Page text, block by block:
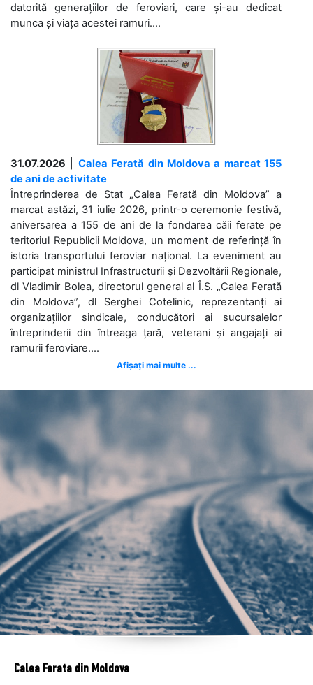
datorită generațiilor de feroviari, care și-au dedicat
munca și viața acestei ramuri....
31.07.2026
Calea Ferată din Moldova a marcat 155
de ani de activitate
Întreprinderea de Stat „Calea Ferată din Moldova” a
marcat astăzi, 31 iulie 2026, printr-o ceremonie festivă,
aniversarea a 155 de ani de la fondarea căii ferate pe
teritoriul Republicii Moldova, un moment de referință în
istoria transportului feroviar național. La eveniment au
participat ministrul Infrastructurii și Dezvoltării Regionale,
dl Vladimir Bolea, directorul general al Î.S. „Calea Ferată
din Moldova”, dl Serghei Cotelinic, reprezentanți ai
organizațiilor sindicale, conducători ai sucursalelor
întreprinderii din întreaga țară, veterani și angajați ai
ramurii feroviare....
Afișați mai multe ...
Calea Ferata din Moldova